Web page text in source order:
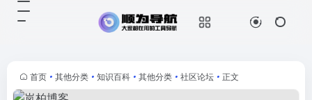
首页 • 其他分类 • 知识百科 • 其他分类 • 社区论坛 • 正文
引流推广,跨境电商运营等干货知识,
让你在创业中快速找到成功的方向！